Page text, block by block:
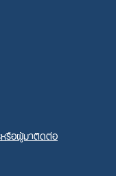
หรือผู้มาติดต่อ